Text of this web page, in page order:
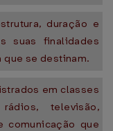
duração e
suas finalidades
que se destinam.
em classes
televisão,
comunicação que